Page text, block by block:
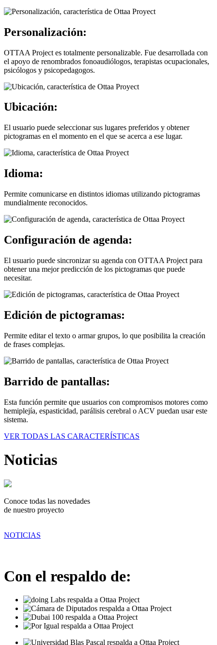
Personalización:
OTTAA Project es totalmente personalizable. Fue desarrollada con
el apoyo de renombrados fonoaudiólogos, terapistas ocupacionales,
psicólogos y psicopedagogos.
Ubicación:
El usuario puede seleccionar sus lugares preferidos y obtener
pictogramas en el momento en el que se acerca a ese lugar.
Idioma:
Permite comunicarse en distintos idiomas utilizando pictogramas
mundialmente reconocidos.
Configuración de agenda:
El usuario puede sincronizar su agenda con OTTAA Project para
obtener una mejor predicción de los pictogramas que puede
necesitar.
Edición de pictogramas:
Permite editar el texto o armar grupos, lo que posibilita la creación
de frases complejas.
Barrido de pantallas:
Esta función permite que usuarios con compromisos motores como
hemiplejía, espasticidad, parálisis cerebral o ACV puedan usar este
sistema.
VER TODAS LAS CARACTERÍSTICAS
Noticias
Conoce todas las novedades
de nuestro proyecto
NOTICIAS
Con el respaldo de: